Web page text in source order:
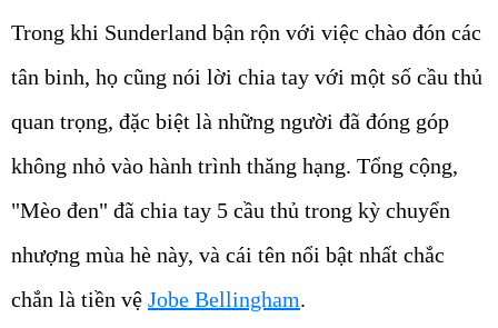
Trong khi Sunderland bận rộn với việc chào đón các
tân binh, họ cũng nói lời chia tay với một số cầu thủ
quan trọng, đặc biệt là những người đã đóng góp
không nhỏ vào hành trình thăng hạng. Tổng cộng,
"Mèo đen" đã chia tay 5 cầu thủ trong kỳ chuyển
nhượng mùa hè này, và cái tên nổi bật nhất chắc
chắn là tiền vệ Jobe Bellingham.